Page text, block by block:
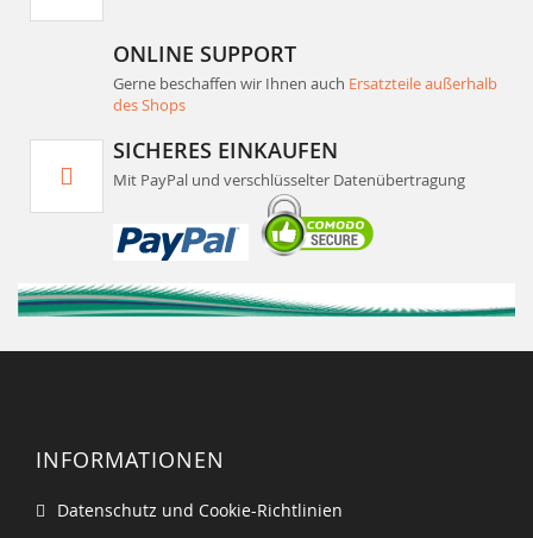
ONLINE SUPPORT
Gerne beschaffen wir Ihnen auch Ersatzteile außerhalb
des Shops
SICHERES EINKAUFEN
Mit PayPal und verschlüsselter Datenübertragung
INFORMATIONEN
Datenschutz und Cookie-Richtlinien